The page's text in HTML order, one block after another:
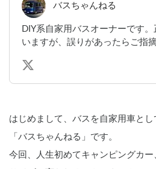
バスちゃんねる
DIY系自家用バスオーナーです
いますが、誤りがあったらご指
はじめまして、バスを自家用車と
「バスちゃんねる」です。
今回、人生初めてキャンピングカ